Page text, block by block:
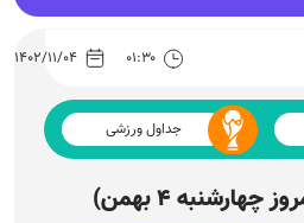
۰۱:۳۰ ۱۴۰۲/۱۱/۰۴
جداول ورزشی
۴ بهمن)